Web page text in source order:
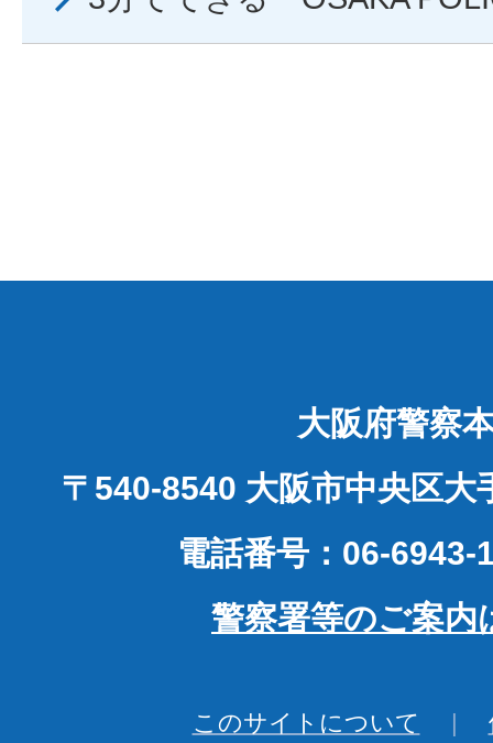
大阪府警察
〒540-8540 大阪市中央区大
電話番号：06-6943-
警察署等のご案内
このサイトについて